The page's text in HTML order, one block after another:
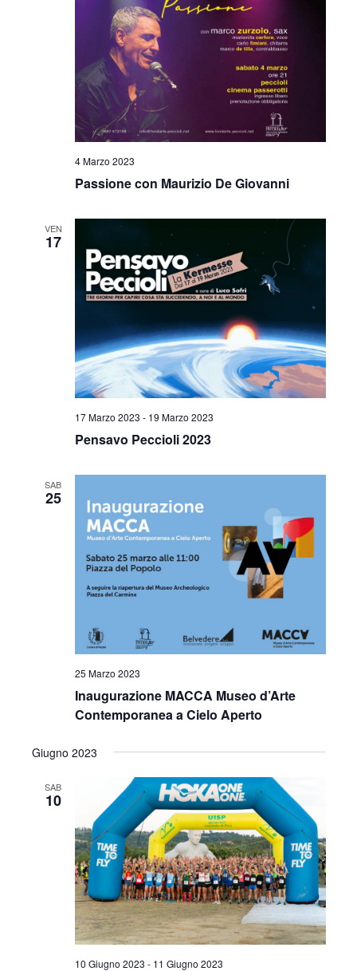
4 Marzo 2023
Passione con Maurizio De Giovanni
VEN
17
17 Marzo 2023 - 19 Marzo 2023
Pensavo Peccioli 2023
SAB
25
25 Marzo 2023
Inaugurazione MACCA Museo d’Arte
Contemporanea a Cielo Aperto
Giugno 2023
SAB
10
10 Giugno 2023 - 11 Giugno 2023